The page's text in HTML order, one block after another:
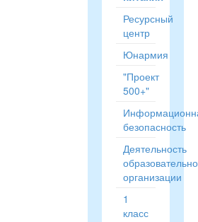
Ресурсный
центр
Юнармия
"Проект
500+"
безопасность
Деятельность
организации
1
класс